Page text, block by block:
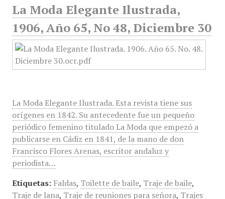
La Moda Elegante Ilustrada,
1906, Año 65, No 48, Diciembre 30
La Moda Elegante Ilustrada. Esta revista tiene sus
orígenes en 1842. Su antecedente fue un pequeño
periódico femenino titulado La Moda que empezó a
publicarse en Cádiz en 1841, de la mano de don
Francisco Flores Arenas, escritor andaluz y
periodista…
Etiquetas: Faldas, Toilette de baile, Traje de baile,
Traje de lana, Traje de reuniones para señora, Trajes